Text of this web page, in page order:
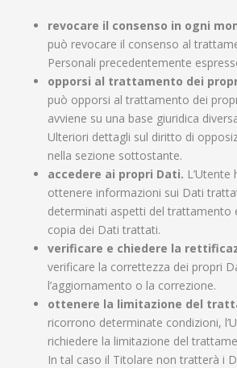
revocare il consenso in ogni
può revocare il consenso al
Personali precedentemente
opporsi al trattamento dei
può opporsi al trattamento dei
avviene su una base giuridica
Ulteriori dettagli sul diritto di
nella sezione sottostante.
accedere ai propri Dati.
ottenere informazioni sui Dati
determinati aspetti del trattamento
copia dei Dati trattati.
verificare e chiedere la
verificare la correttezza dei propri
l’aggiornamento o la correzione.
ottenere la limitazione del
ricorrono determinate condizioni,
richiedere la limitazione del
In tal caso il Titolare non tratterà i